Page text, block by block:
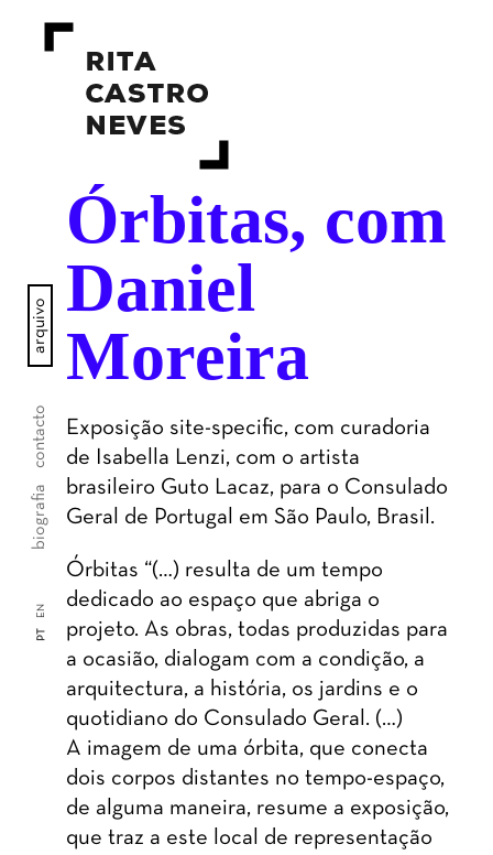
PT
EN
biografia
contacto
arquivo
Órbitas, com
Daniel
Moreira
Exposição site-specific, com curadoria
de Isabella Lenzi, com o artista
brasileiro Guto Lacaz, para o Consulado
Geral de Portugal em São Paulo, Brasil.
Órbitas “(…) resulta de um tempo
dedicado ao espaço que abriga o
projeto. As obras, todas produzidas para
a ocasião, dialogam com a condição, a
arquitectura, a história, os jardins e o
quotidiano do Consulado Geral. (…)
A imagem de uma órbita, que conecta
dois corpos distantes no tempo-espaço,
de alguma maneira, resume a exposição,
que traz a este local de representação